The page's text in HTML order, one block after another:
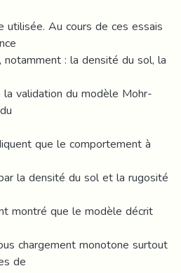
Au cours de ces essais
: la densité du sol, la
validation du modèle Mohr-
que le comportement à
la densité du sol et la rugosité
montré que le modèle décrit
chargement monotone surtout
de